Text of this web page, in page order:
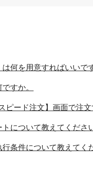
何を用意すればいいで
すか。
ピード注文】画面で注文
について教えてくださ
条件について教えてく